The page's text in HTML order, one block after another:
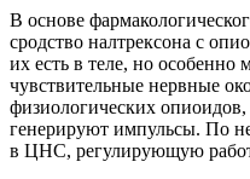
В основе
сродство налтрексона с
их есть в теле, но особенно
чувствительные нервные
физиологических
генерируют импульсы. По
в ЦНС, регулирующую